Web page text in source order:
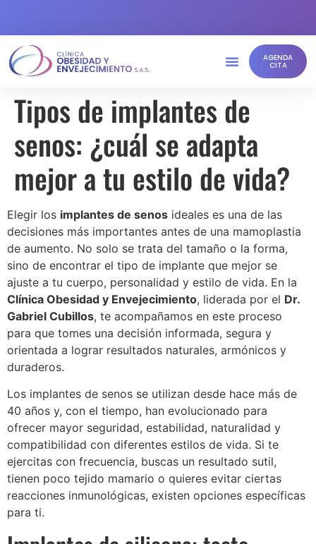
AGENDA
CITA
Tipos de implantes de
senos: ¿cuál se adapta
mejor a tu estilo de vida?
Elegir los implantes de senos ideales es una de las
decisiones más importantes antes de una mamoplastia
de aumento. No solo se trata del tamaño o la forma,
sino de encontrar el tipo de implante que mejor se
ajuste a tu cuerpo, personalidad y estilo de vida. En la
Clínica Obesidad y Envejecimiento, liderada por el Dr.
Gabriel Cubillos, te acompañamos en este proceso
para que tomes una decisión informada, segura y
orientada a lograr resultados naturales, armónicos y
duraderos.
Los implantes de senos se utilizan desde hace más de
40 años y, con el tiempo, han evolucionado para
ofrecer mayor seguridad, estabilidad, naturalidad y
compatibilidad con diferentes estilos de vida. Si te
ejercitas con frecuencia, buscas un resultado sutil,
tienen poco tejido mamario o quieres evitar ciertas
reacciones inmunológicas, existen opciones específicas
para ti.